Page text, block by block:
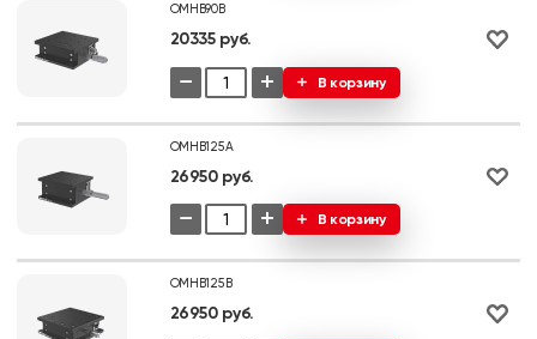
OMHB90B
20335 руб.
− + В корзину
OMHB125A
26950 руб.
− + В корзину
OMHB125B
26950 руб.